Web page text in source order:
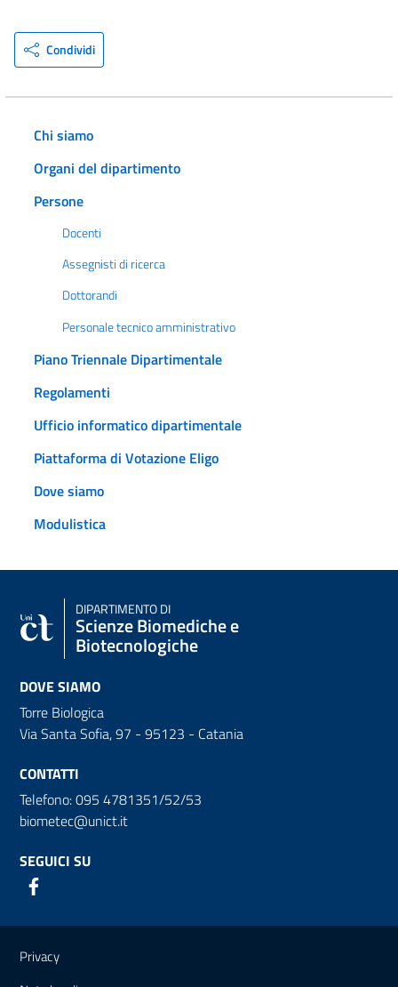
Condividi
Chi siamo
Organi del dipartimento
Persone
Docenti
Assegnisti di ricerca
Dottorandi
Personale tecnico amministrativo
Piano Triennale Dipartimentale
Regolamenti
Ufficio informatico dipartimentale
Piattaforma di Votazione Eligo
Dove siamo
Modulistica
DIPARTIMENTO DI
Scienze Biomediche e
Biotecnologiche
DOVE SIAMO
Torre Biologica
Via Santa Sofia, 97 - 95123 - Catania
CONTATTI
Telefono: 095 4781351/52/53
biometec@unict.it
SEGUICI SU
Link e informazioni utili
Privacy